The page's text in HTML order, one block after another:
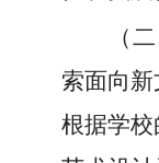
（二
索面向
根据学